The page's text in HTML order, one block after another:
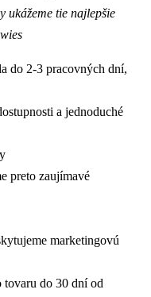
ukážeme tie najlepšie
do 2-3 pracovných dní,
a jednoduché
preto zaujímavé
marketingovú
do 30 dní od